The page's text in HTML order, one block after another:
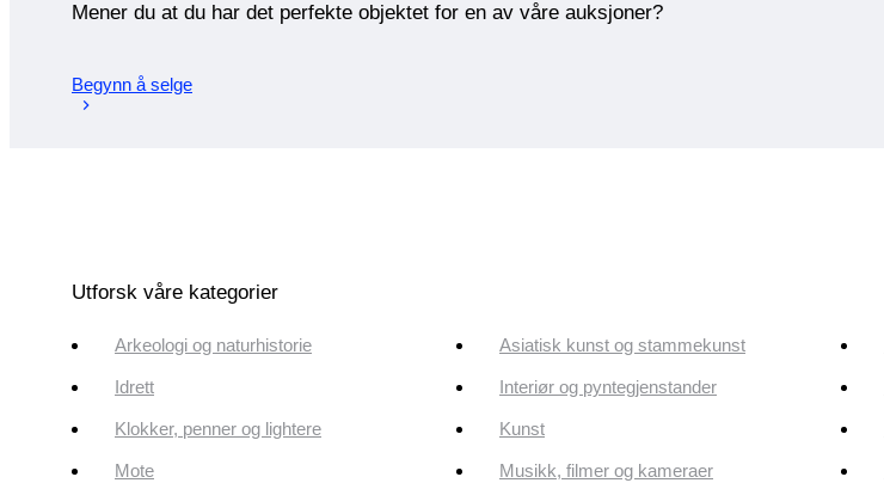
Mener du at du har det perfekte objektet for en av våre auksjoner?
Begynn å selge
Utforsk våre kategorier
Arkeologi og naturhistorie Asiatisk kunst og stammekunst
Idrett Interiør og pyntegjenstander
Klokker, penner og lightere Kunst
Mote Musikk, filmer og kameraer